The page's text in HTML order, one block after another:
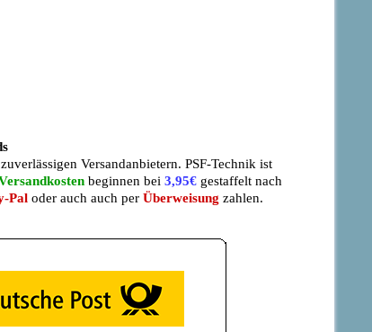
Versandanbietern. PSF-Technik ist
beginnen bei 3,95€gestaffelt nach
Paloder auch auch per Überweisung zahlen.